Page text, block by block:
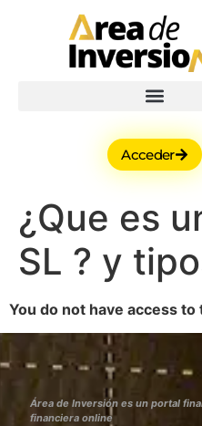
Acceder
¿Que es
SL ? y
You do not have access to
Área de Inversión es un portal
financiera online